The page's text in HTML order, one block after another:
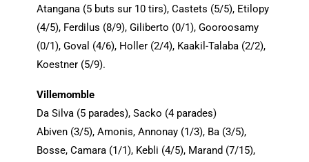
Atangana (5 buts sur 10 tirs), Castets (5/5), Etilopy
(4/5), Ferdilus (8/9), Giliberto (0/1), Gooroosamy
(0/1), Goval (4/6), Holler (2/4), Kaakil-Talaba (2/2),
Koestner (5/9).
Villemomble
Da Silva (5 parades), Sacko (4 parades)
Abiven (3/5), Amonis, Annonay (1/3), Ba (3/5),
Bosse, Camara (1/1), Kebli (4/5), Marand (7/15),